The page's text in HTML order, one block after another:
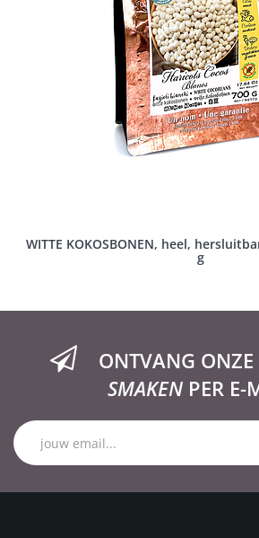
WITTE KOKOSBONEN, heel,
g
ONTVANG ONZE
SMAKENPER E-